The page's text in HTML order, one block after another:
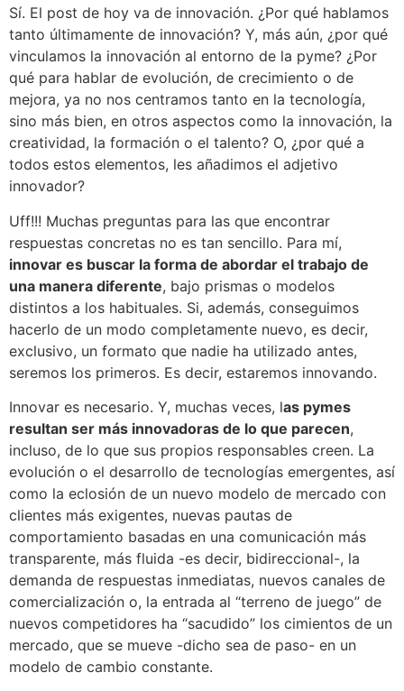
Sí. El post de hoy va de innovación. ¿Por qué hablamos
tanto últimamente de innovación? Y, más aún, ¿por qué
vinculamos la innovación al entorno de la pyme? ¿Por
qué para hablar de evolución, de crecimiento o de
mejora, ya no nos centramos tanto en la tecnología,
sino más bien, en otros aspectos como la innovación, la
creatividad, la formación o el talento? O, ¿por qué a
todos estos elementos, les añadimos el adjetivo
innovador?
Uff!!! Muchas preguntas para las que encontrar
respuestas concretas no es tan sencillo. Para mí,
innovar es buscar la forma de abordar el trabajo de
una manera diferente, bajo prismas o modelos
distintos a los habituales. Si, además, conseguimos
hacerlo de un modo completamente nuevo, es decir,
exclusivo, un formato que nadie ha utilizado antes,
seremos los primeros. Es decir, estaremos innovando.
Innovar es necesario. Y, muchas veces, las pymes
resultan ser más innovadoras de lo que parecen,
incluso, de lo que sus propios responsables creen. La
evolución o el desarrollo de tecnologías emergentes, así
como la eclosión de un nuevo modelo de mercado con
clientes más exigentes, nuevas pautas de
comportamiento basadas en una comunicación más
transparente, más fluida -es decir, bidireccional-, la
demanda de respuestas inmediatas, nuevos canales de
comercialización o, la entrada al “terreno de juego” de
nuevos competidores ha “sacudido” los cimientos de un
mercado, que se mueve -dicho sea de paso- en un
modelo de cambio constante.